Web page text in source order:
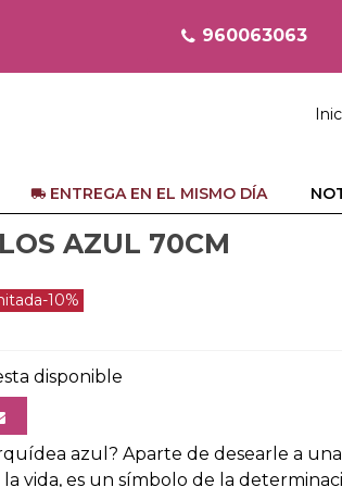
960063063
ENTREGA EN EL MISMO DÍA
AZUL 70CM
-10%
disponible
azul? Aparte de desearle a
vida, es un símbolo de la